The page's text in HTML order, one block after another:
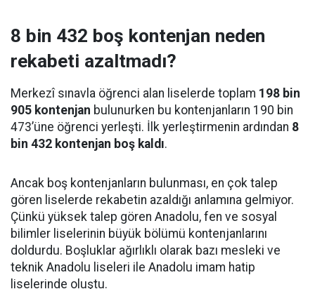
8 bin 432 boş kontenjan neden
rekabeti azaltmadı?
Merkezî sınavla öğrenci alan liselerde toplam 198 bin
905 kontenjan bulunurken bu kontenjanların 190 bin
473’üne öğrenci yerleşti. İlk yerleştirmenin ardından 8
bin 432 kontenjan boş kaldı.
Ancak boş kontenjanların bulunması, en çok talep
gören liselerde rekabetin azaldığı anlamına gelmiyor.
Çünkü yüksek talep gören Anadolu, fen ve sosyal
bilimler liselerinin büyük bölümü kontenjanlarını
doldurdu. Boşluklar ağırlıklı olarak bazı mesleki ve
teknik Anadolu liseleri ile Anadolu imam hatip
liselerinde oluştu.